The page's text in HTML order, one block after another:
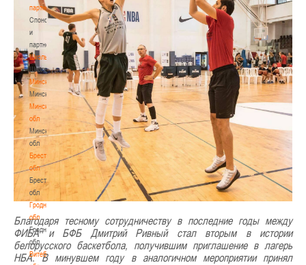
партнеры
Спонсоры
и
партнеры
Школы
Школы
Минск
Минск
Минская
обл
Минская
обл
Брестская
обл
Брестская
обл
Гродненская
обл
Гродненская
обл
Витебская
Благодаря тесному сотрудничеству в последние годы между
ФИБА и БФБ Дмитрий Ривный стал вторым в истории
белорусского баскетбола, получившим приглашение в лагерь
НБА. В минувшем году в аналогичном мероприятии принял